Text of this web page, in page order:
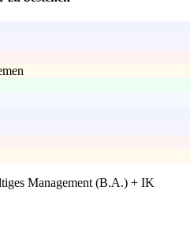
Management (B.A.) + IK